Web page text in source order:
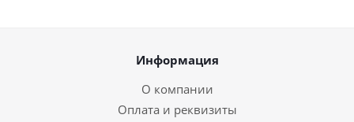
Информация
О компании
Оплата и реквизиты